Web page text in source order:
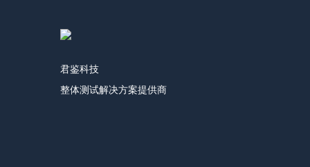
君鉴科技
整体测试解决方案提供商